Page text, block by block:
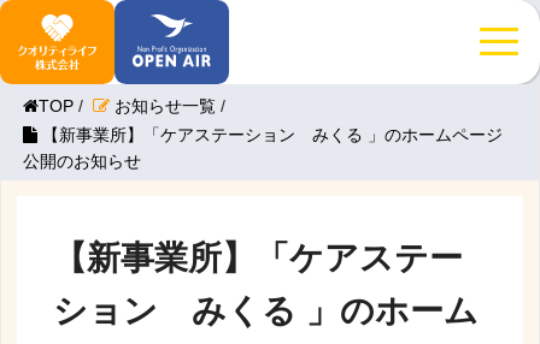
TOP/ お知らせ一覧/
【新事業所】「ケアステーション みくる 」のホームページ
公開のお知らせ
【新事業所】「ケアステー
ション みくる 」のホーム